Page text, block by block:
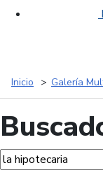
Inicio Galería